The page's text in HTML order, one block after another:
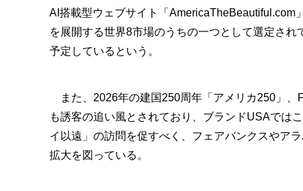
AI搭載型ウェブサイト「AmericaTheBeautiful.com
を展開する世界8市場のうちの一つとして選定さ
予定しているという。
また、2026年の建国250周年「アメリカ250」、
も誘客の追い風とされており、ブランドUSAでは
イ以遠」の訪問を促すべく、フェアバンクスやア
拡大を図っている。